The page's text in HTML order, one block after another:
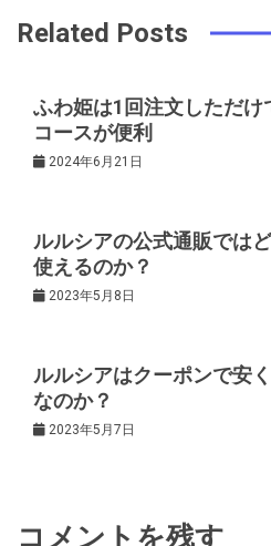
ゲ
ー
シ
ン
Related Posts
ふわ姫は1回注文しただけ
コースが便利
2024年6月21日
ルルシアの公式通販では
使えるのか？
2023年5月8日
ルルシアはクーポンで安
なのか？
2023年5月7日
コメントを残す